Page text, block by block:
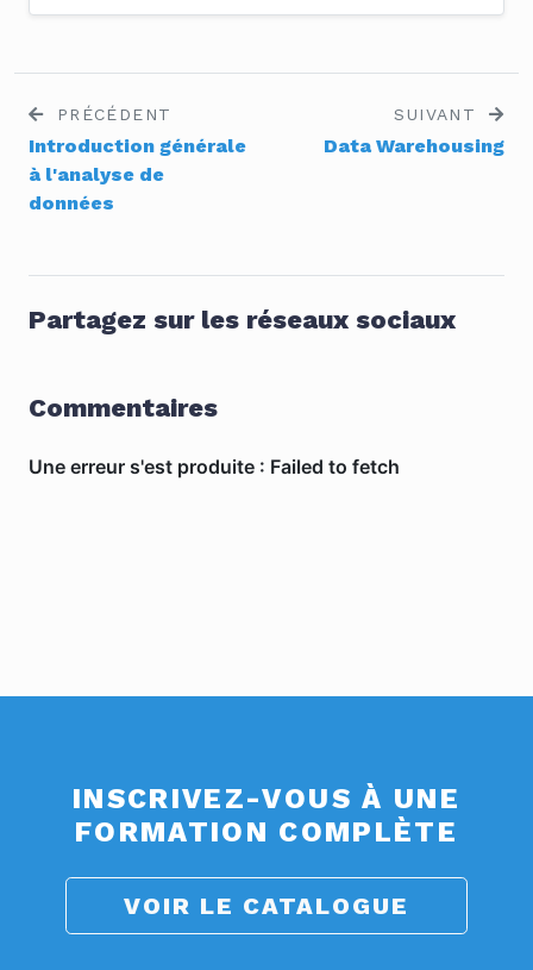
PRÉCÉDENT
Introduction générale
à l'analyse de
données
SUIVANT
Data Warehousing
Partagez sur les réseaux sociaux
Commentaires
INSCRIVEZ-VOUS À UNE
FORMATION COMPLÈTE
VOIR LE CATALOGUE